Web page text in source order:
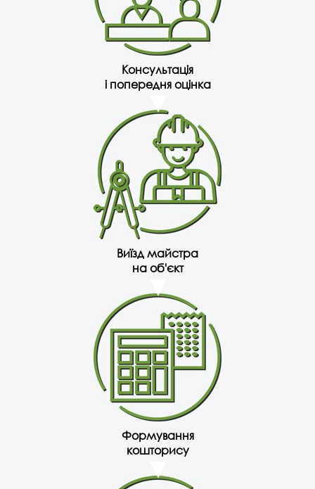
Консультація
і попередня оцінка
Виїзд майстра
на об'єкт
Формування
кошторису